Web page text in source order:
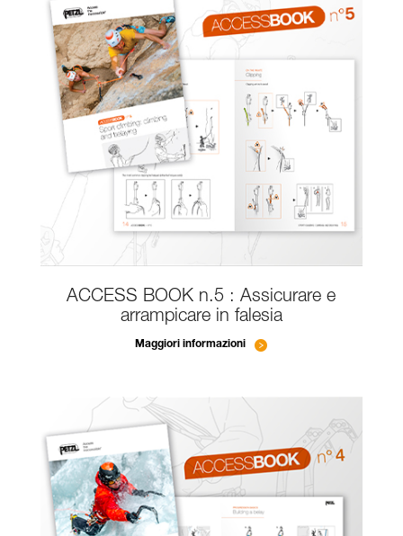
ACCESS BOOK n.5 : Assicurare e
arrampicare in falesia
Maggiori informazioni